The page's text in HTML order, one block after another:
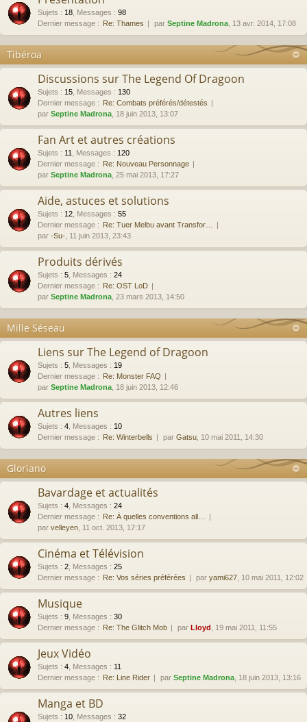
Sujets : 18 Messages : 98
Dernier message : Re: Thames par Septine Madrona , 13 avr. 2014, 17:08
Tibéroa
Discussions sur The Legend Of Dragoon
Sujets : 15 Messages : 130
Dernier message : Re: Combats préférés/détestés
par Septine Madrona , 18 juin 2013, 13:07
Fan Art et autres créations
Sujets : 11 Messages : 120
Dernier message : Re: Nouveau Personnage
par Septine Madrona , 25 mai 2013, 17:27
Aide, astuces et solutions
Sujets : 12 Messages : 55
Dernier message : Re: Tuer Melbu avant Transfor…
par -Su- , 11 juin 2013, 23:43
Produits dérivés
Sujets : 5 Messages : 24
Dernier message : Re: OST LoD
par Septine Madrona , 23 mars 2013, 14:50
Mille Séseau
Liens sur The Legend of Dragoon
Sujets : 5 Messages : 19
Dernier message : Re: Monster FAQ
par Septine Madrona , 18 juin 2013, 12:46
Autres liens
Sujets : 4 Messages : 10
Dernier message : Re: Winterbells par Gatsu , 10 mai 2011, 14:30
Gloriano
Bavardage et actualités
Sujets : 4 Messages : 24
Dernier message : Re: À quelles conventions all…
par velleyen , 11 oct. 2013, 17:17
Cinéma et Télévision
Sujets : 2 Messages : 25
Dernier message : Re: Vos séries préférées par yami627 , 10 mai 2011, 12:02
Musique
Sujets : 9 Messages : 30
Dernier message : Re: The Glitch Mob par Lloyd , 19 mai 2011, 11:55
Jeux Vidéo
Sujets : 4 Messages : 11
Dernier message : Re: Line Rider par Septine Madrona , 18 juin 2013, 13:16
Manga et BD
Sujets : 10 Messages : 32